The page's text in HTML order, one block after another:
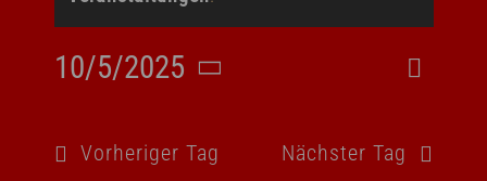
Suche
Tag
10/5/2025
wählen.
Vorheriger Tag Nächster Tag